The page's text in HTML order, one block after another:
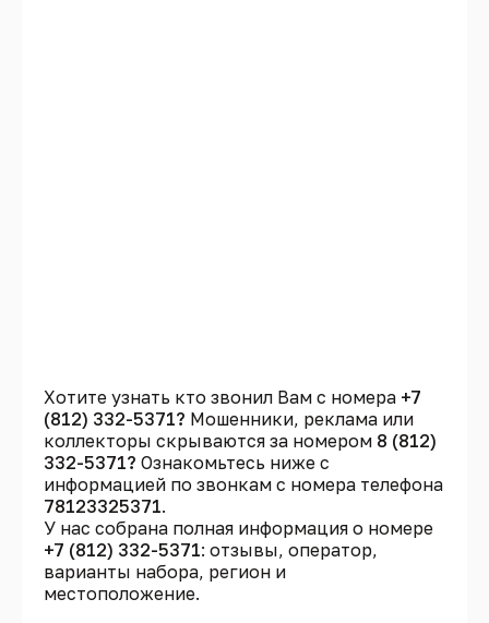
Хотите узнать кто звонил Вам с номера +7
(812) 332-5371? Мошенники, реклама или
коллекторы скрываются за номером 8 (812)
332-5371? Ознакомьтесь ниже с
информацией по звонкам с номера телефона
78123325371.
У нас собрана полная информация о номере
+7 (812) 332-5371: отзывы, оператор,
варианты набора, регион и
местоположение.